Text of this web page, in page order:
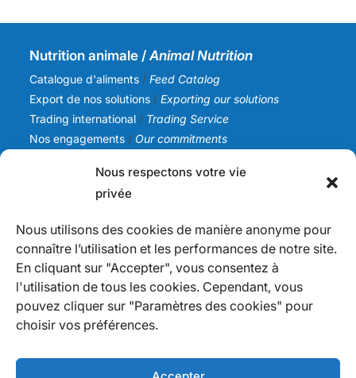
Nous respectons votre vie
privée
Nous utilisons des cookies de manière anonyme pour
connaître l’utilisation et les performances de notre site.
En cliquant sur "Accepter", vous consentez à
l'utilisation de tous les cookies. Cependant, vous
pouvez cliquer sur "Paramètres des cookies" pour
choisir vos préférences.
Nutrition animale / Animal Nutrition
Catalogue d'aliments /Feed Catalog
Export de nos solutions /Exporting our solutions
Trading international / Trading Service
Nos engagements / Our commitments
Notre histoire/Our story
Nos valeurs/ Our values
Actualités/News
Infos
Nous contacter/Contact us
Devenir fournisseur/Becoming a supplier